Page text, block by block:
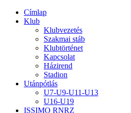
Címlap
Klub
Klubvezetés
Szakmai stáb
Klubtörténet
Kapcsolat
Házirend
Stadion
Utánpótlás
U7-U9-U11-U13
U16-U19
ISSIMO RNRZ